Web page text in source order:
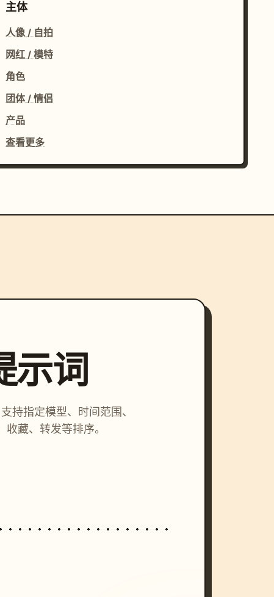
主体
人像 / 自拍
网红 / 模特
角色
团体 / 情侣
产品
查看更多
示词
持指定模型、时间范围、
藏、转发等排序。